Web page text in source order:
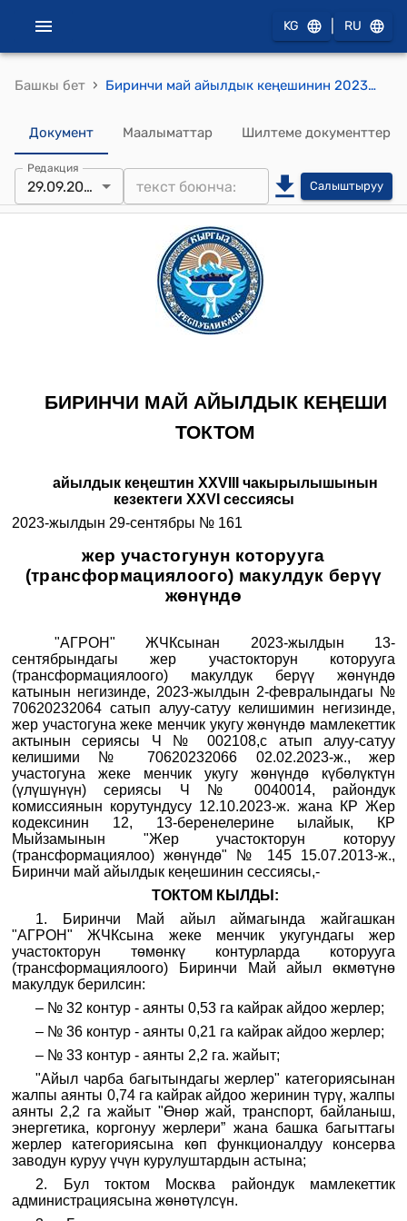
KG RU
Башкы бет › Биринчи май айылдык кеңешинин 2023-жылдын 29-сентябрындагы № 161 "Жер участогунун которууга (трансформациялоого) макулдук берүү жөнүндө" токтому
Документ Маалыматтар Шилтеме документтер
Редакция
29.09.2023 Салыштыруу